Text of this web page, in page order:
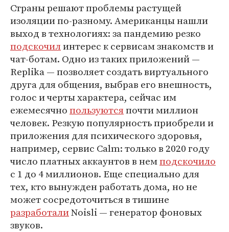
Страны решают проблемы растущей
изоляции по-разному. Американцы нашли
выход в технологиях: за пандемию резко
подскочилинтерес к сервисам знакомств и
чат-ботам. Одно из таких приложений —
Replika — позволяет создать виртуального
друга для общения, выбрав его внешность,
голос и черты характера, сейчас им
ежемесячнопользуютсяпочти миллион
человек. Резкую популярность приобрели и
приложения для психического здоровья,
например, сервис Calm: только в 2020 году
число платных аккаунтов в немподскочило
с 1 до 4 миллионов. Еще специально для
тех, кто вынужден работать дома, но не
может сосредоточиться в тишине
разработалиNoisli — генератор фоновых
звуков.